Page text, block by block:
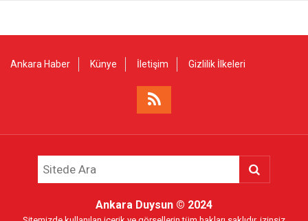
Ankara Haber Künye İletişim Gizlilik İlkeleri
Ankara Duysun © 2024